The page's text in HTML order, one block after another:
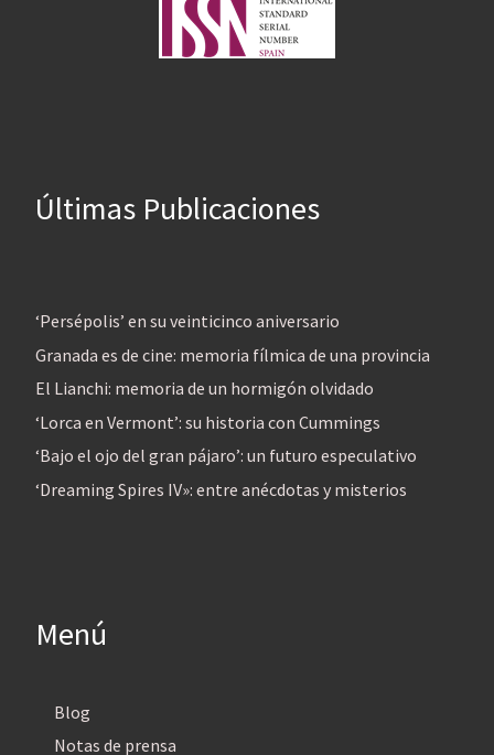
Últimas Publicaciones
‘Persépolis’ en su veinticinco aniversario
Granada es de cine: memoria fílmica de una provincia
El Lianchi: memoria de un hormigón olvidado
‘Lorca en Vermont’: su historia con Cummings
‘Bajo el ojo del gran pájaro’: un futuro especulativo
‘Dreaming Spires IV»: entre anécdotas y misterios
Menú
Blog
Notas de prensa